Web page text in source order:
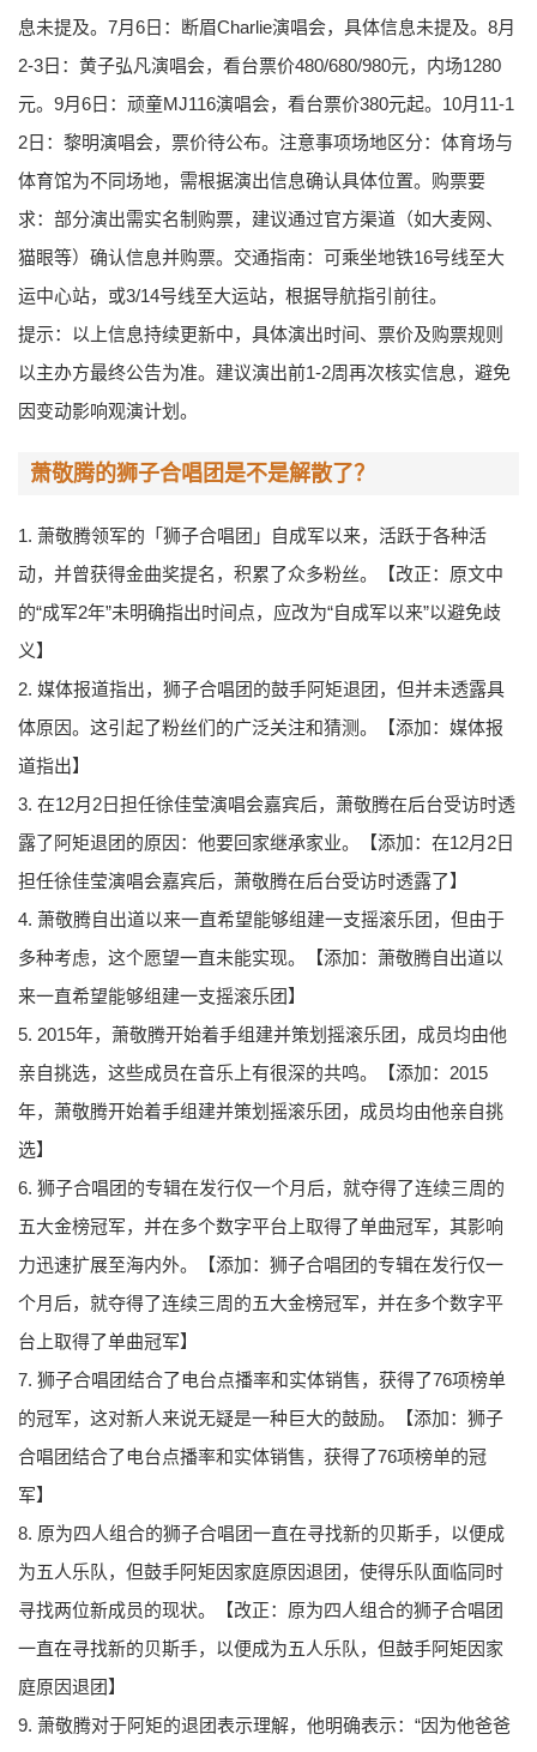
息未提及。7月6日：断眉Charlie演唱会，具体信息未提及。8月
2-3日：黄子弘凡演唱会，看台票价480/680/980元，内场1280
元。9月6日：顽童MJ116演唱会，看台票价380元起。10月11-1
2日：黎明演唱会，票价待公布。注意事项场地区分：体育场与
体育馆为不同场地，需根据演出信息确认具体位置。购票要
求：部分演出需实名制购票，建议通过官方渠道（如大麦网、
猫眼等）确认信息并购票。交通指南：可乘坐地铁16号线至大
运中心站，或3/14号线至大运站，根据导航指引前往。
提示：以上信息持续更新中，具体演出时间、票价及购票规则
以主办方最终公告为准。建议演出前1-2周再次核实信息，避免
因变动影响观演计划。
萧敬腾的狮子合唱团是不是解散了？
1. 萧敬腾领军的「狮子合唱团」自成军以来，活跃于各种活
动，并曾获得金曲奖提名，积累了众多粉丝。【改正：原文中
的“成军2年”未明确指出时间点，应改为“自成军以来”以避免歧
义】
2. 媒体报道指出，狮子合唱团的鼓手阿矩退团，但并未透露具
体原因。这引起了粉丝们的广泛关注和猜测。【添加：媒体报
道指出】
3. 在12月2日担任徐佳莹演唱会嘉宾后，萧敬腾在后台受访时透
露了阿矩退团的原因：他要回家继承家业。【添加：在12月2日
担任徐佳莹演唱会嘉宾后，萧敬腾在后台受访时透露了】
4. 萧敬腾自出道以来一直希望能够组建一支摇滚乐团，但由于
多种考虑，这个愿望一直未能实现。【添加：萧敬腾自出道以
来一直希望能够组建一支摇滚乐团】
5. 2015年，萧敬腾开始着手组建并策划摇滚乐团，成员均由他
亲自挑选，这些成员在音乐上有很深的共鸣。【添加：2015
年，萧敬腾开始着手组建并策划摇滚乐团，成员均由他亲自挑
选】
6. 狮子合唱团的专辑在发行仅一个月后，就夺得了连续三周的
五大金榜冠军，并在多个数字平台上取得了单曲冠军，其影响
力迅速扩展至海内外。【添加：狮子合唱团的专辑在发行仅一
个月后，就夺得了连续三周的五大金榜冠军，并在多个数字平
台上取得了单曲冠军】
7. 狮子合唱团结合了电台点播率和实体销售，获得了76项榜单
的冠军，这对新人来说无疑是一种巨大的鼓励。【添加：狮子
合唱团结合了电台点播率和实体销售，获得了76项榜单的冠
军】
8. 原为四人组合的狮子合唱团一直在寻找新的贝斯手，以便成
为五人乐队，但鼓手阿矩因家庭原因退团，使得乐队面临同时
寻找两位新成员的现状。【改正：原为四人组合的狮子合唱团
一直在寻找新的贝斯手，以便成为五人乐队，但鼓手阿矩因家
庭原因退团】
9. 萧敬腾对于阿矩的退团表示理解，他明确表示：“因为他爸爸